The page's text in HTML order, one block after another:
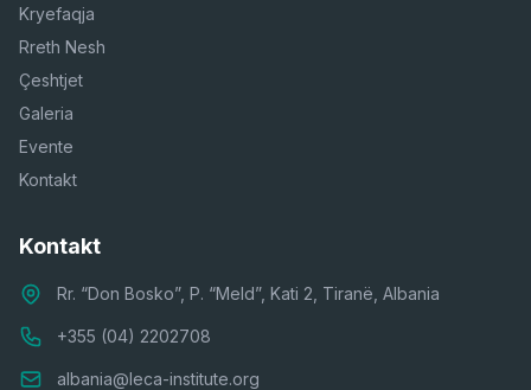
Kryefaqja
Rreth Nesh
Çeshtjet
Galeria
Evente
Kontakt
Kontakt
Rr. “Don Bosko”, P. “Meld”, Kati 2, Tiranë, Albania
+355 (04) 2202708
albania@leca-institute.org